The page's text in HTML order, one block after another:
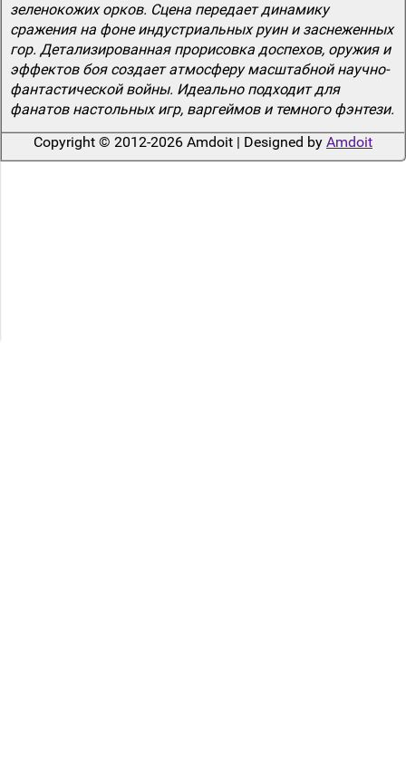
зеленокожих орков. Сцена передает динамику
сражения на фоне индустриальных руин и заснеженных
гор. Детализированная прорисовка доспехов, оружия и
эффектов боя создает атмосферу масштабной научно-
фантастической войны. Идеально подходит для
фанатов настольных игр, варгеймов и темного фэнтези.
Copyright © 2012-2026 Amdoit | Designed by Amdoit